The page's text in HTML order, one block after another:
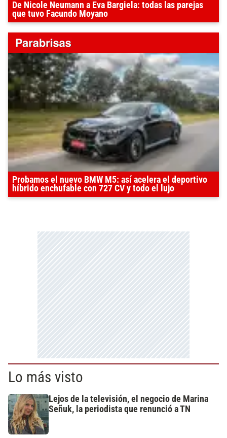
De Nicole Neumann a Eva Bargiela: todas las parejas
que tuvo Facundo Moyano
Probamos el nuevo BMW M5: así acelera el deportivo
híbrido enchufable con 727 CV y todo el lujo
Lo más visto
Lejos de la televisión, el negocio de Marina
Señuk, la periodista que renunció a TN